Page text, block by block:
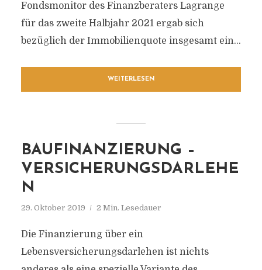
Fondsmonitor des Finanzberaters Lagrange
für das zweite Halbjahr 2021 ergab sich
bezüglich der Immobilienquote insgesamt ein...
WEITERLESEN
BAUFINANZIERUNG –
VERSICHERUNGSDARLEHE
N
29. Oktober 2019 2 Min. Lesedauer
Die Finanzierung über ein
Lebensversicherungsdarlehen ist nichts